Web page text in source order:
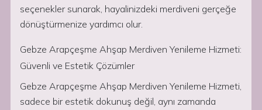
seçenekler sunarak, hayalinizdeki merdiveni gerçeğe
dönüştürmenize yardımcı olur.
Gebze Arapçeşme Ahşap Merdiven Yenileme Hizmeti:
Güvenli ve Estetik Çözümler
Gebze Arapçeşme Ahşap Merdiven Yenileme Hizmeti,
sadece bir estetik dokunuş değil, aynı zamanda